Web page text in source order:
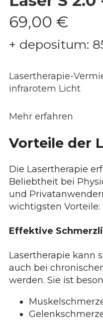
69,00 €
+ depositum:
Lasertherapie-
infrarotem Licht
Mehr erfahren
Vorteile der
Die Lasertherapie
Beliebtheit bei
und
wichtigsten Vorteile:
Effektive
Lasertherapie kann
auch bei
werden. Sie ist